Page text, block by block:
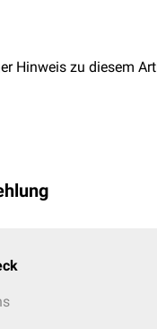
Hinweis zu diesem